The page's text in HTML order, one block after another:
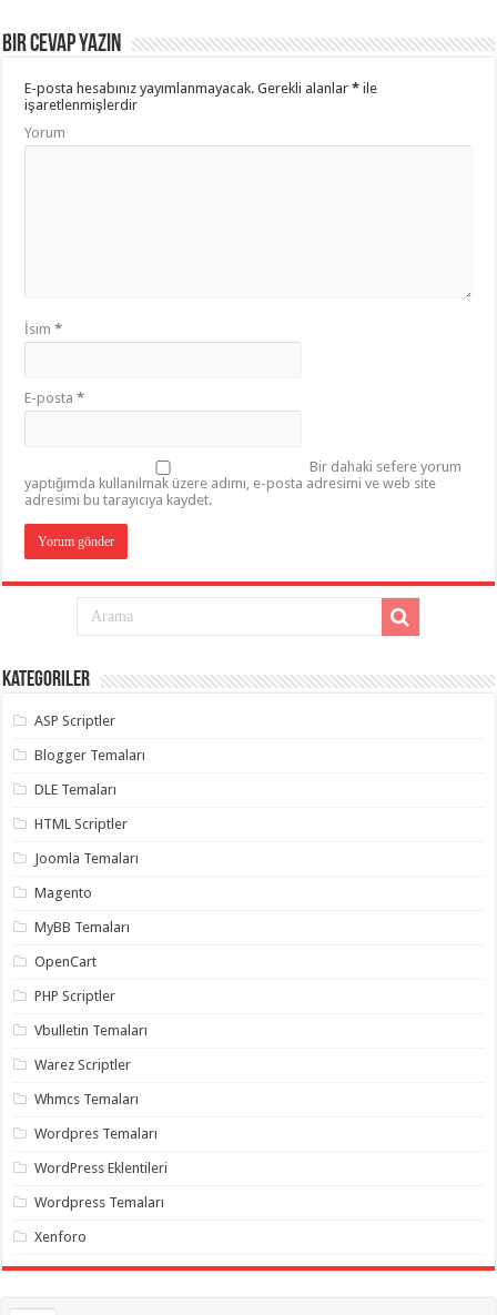
Bir cevap yazın
E-posta hesabınız yayımlanmayacak. Gerekli alanlar* ile
işaretlenmişlerdir
Yorum
İsim*
E-posta*
Bir dahaki sefere yorum
yaptığımda kullanılmak üzere adımı, e-posta adresimi ve web site
adresimi bu tarayıcıya kaydet.
Kategoriler
ASP Scriptler
Blogger Temaları
DLE Temaları
HTML Scriptler
Joomla Temaları
Magento
MyBB Temaları
OpenCart
PHP Scriptler
Vbulletin Temaları
Warez Scriptler
Whmcs Temaları
Wordpres Temaları
WordPress Eklentileri
Wordpress Temaları
Xenforo